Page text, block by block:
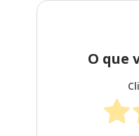
O que